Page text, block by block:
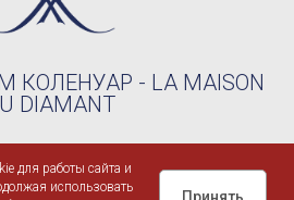
- LA MAISON
DIAMANT
KOHLENOIRE™
- ИНН 9709100876 / ОГРН
для работы сайта и
использовать
Принять